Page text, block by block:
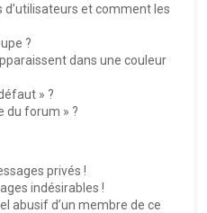
et comment les
?
dans une couleur
» ?
du forum » ?
privés !
indésirables !
abusif d’un membre de ce